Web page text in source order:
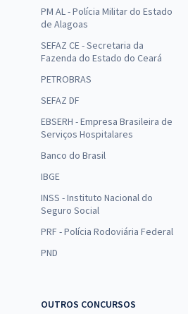
PM AL - Polícia Militar do Estado
de Alagoas
SEFAZ CE - Secretaria da
Fazenda do Estado do Ceará
PETROBRAS
SEFAZ DF
EBSERH - Empresa Brasileira de
Serviços Hospitalares
Banco do Brasil
IBGE
INSS - Instituto Nacional do
Seguro Social
PRF - Polícia Rodoviária Federal
PND
OUTROS CONCURSOS